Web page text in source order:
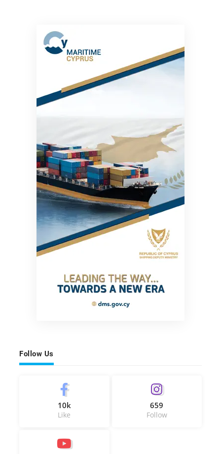
Follow Us
10k
Like
659
Follow